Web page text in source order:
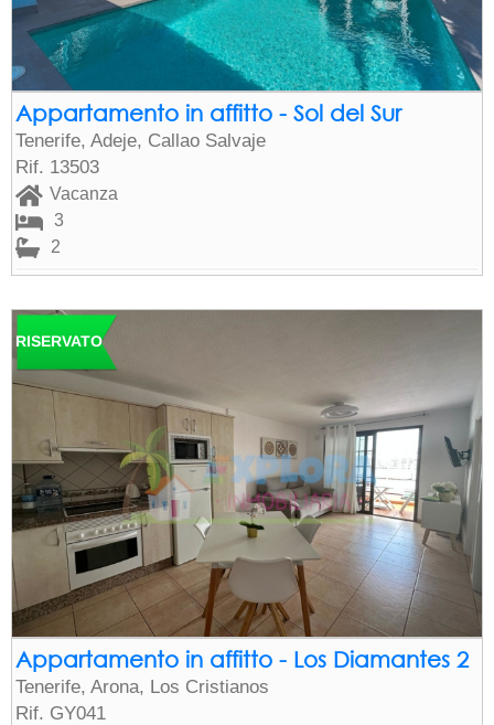
Appartamento in affitto - Sol del Sur
Tenerife, Adeje, Callao Salvaje
Rif. 13503
Vacanza
3
2
RISERVATO
Appartamento in affitto - Los Diamantes 2
Tenerife, Arona, Los Cristianos
Rif. GY041